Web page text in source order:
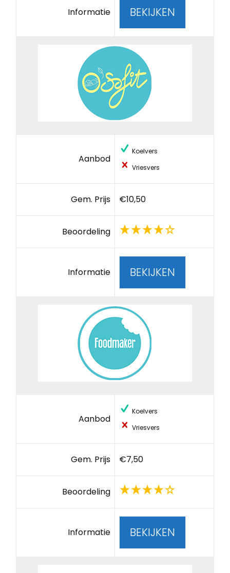
Informatie BEKIJKEN
Aanbod
Koelvers
Vriesvers
Gem. Prijs €10,50
Beoordeling
Informatie BEKIJKEN
Aanbod
Koelvers
Vriesvers
Gem. Prijs €7,50
Beoordeling
Informatie BEKIJKEN